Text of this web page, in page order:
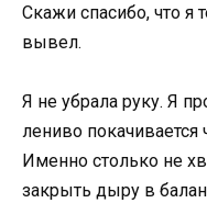
Скажи спасибо, что я
вывел.
Я не убрала руку. Я
лениво
Именно столько не
закрыть дыру в